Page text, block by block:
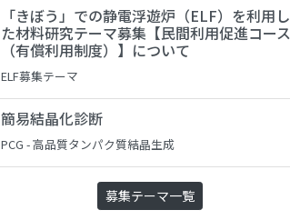
「きぼう」での静電浮遊炉（ELF）を利用し
た材料研究テーマ募集【民間利用促進コース
（有償利用制度）】について
ELF募集テーマ
簡易結晶化診断
PCG - 高品質タンパク質結晶生成
募集テーマ一覧